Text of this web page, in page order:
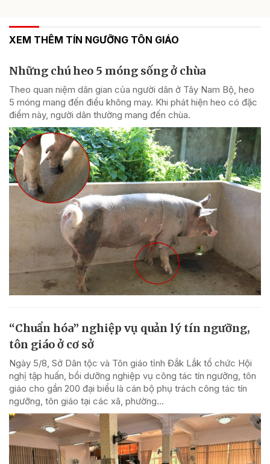
XEM THÊM TÍN NGƯỠNG TÔN GIÁO
Những chú heo 5 móng sống ở chùa
Theo quan niệm dân gian của người dân ở Tây Nam Bộ, heo
5 móng mang đến điều không may. Khi phát hiện heo có đặc
điểm này, người dân thường mang đến chùa.
“Chuẩn hóa” nghiệp vụ quản lý tín ngưỡng,
tôn giáo ở cơ sở
Ngày 5/8, Sở Dân tộc và Tôn giáo tỉnh Đắk Lắk tổ chức Hội
nghị tập huấn, bồi dưỡng nghiệp vụ công tác tín ngưỡng, tôn
giáo cho gần 200 đại biểu là cán bộ phụ trách công tác tín
ngưỡng, tôn giáo tại các xã, phường...